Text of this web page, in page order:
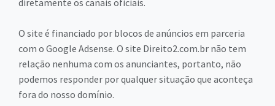
diretamente os canais oficiais.
O site é financiado por blocos de anúncios em parceria
com o Google Adsense. O site Direito2.com.br não tem
relação nenhuma com os anunciantes, portanto, não
podemos responder por qualquer situação que aconteça
fora do nosso domínio.